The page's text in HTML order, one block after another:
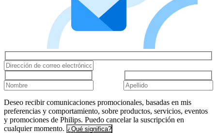
Deseo recibir comunicaciones promocionales, basadas en mis
preferencias y comportamiento, sobre productos, servicios, eventos
y promociones de Philips. Puedo cancelar la suscripción en
cualquier momento. ¿Qué significa?